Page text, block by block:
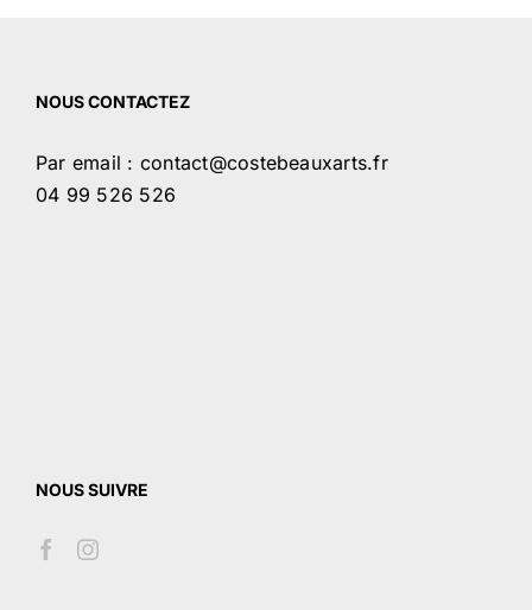
NOUS CONTACTEZ
Par email : contact@costebeauxarts.fr
04 99 526 526
NOUS SUIVRE